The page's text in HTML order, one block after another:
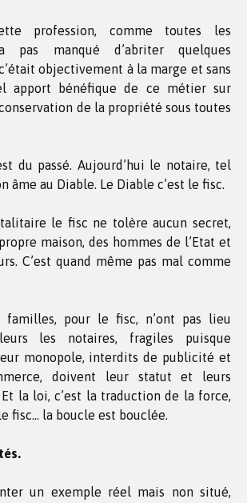
profession, comme toutes les
pas manqué d’abriter quelques
objectivement à la marge et sans
apport bénéfique de ce métier sur
de la propriété sous toutes
du passé. Aujourd’hui le notaire, tel
âme au Diable. Le Diable c’est le fisc.
le fisc ne tolère aucun secret,
maison, des hommes de l’Etat et
C’est quand même pas mal comme
familles, pour le fisc, n’ont pas lieu
les notaires, fragiles puisque
monopole, interdits de publicité et
doivent leur statut et leurs
la loi, c’est la traduction de la force,
fisc… la boucle est bouclée.
un exemple réel mais non situé,